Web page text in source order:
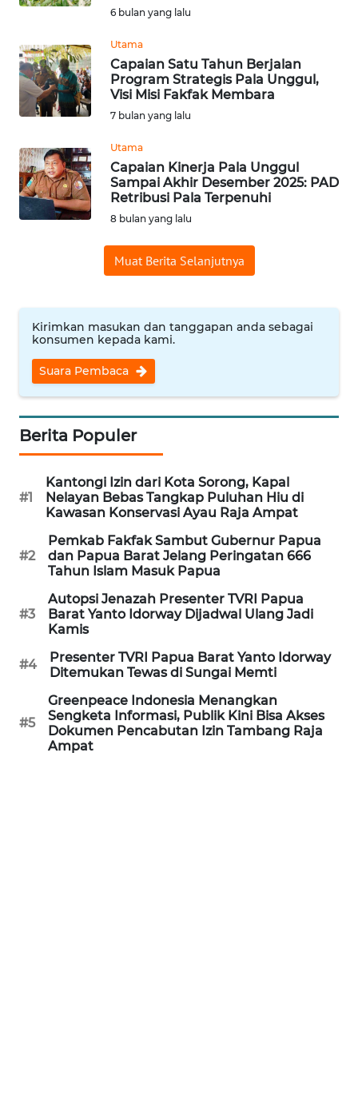
6 bulan yang lalu
Utama
Capaian Satu Tahun Berjalan
Program Strategis Pala Unggul,
Visi Misi Fakfak Membara
7 bulan yang lalu
Utama
Capaian Kinerja Pala Unggul
Sampai Akhir Desember 2025: PAD
Retribusi Pala Terpenuhi
8 bulan yang lalu
Muat Berita Selanjutnya
Kirimkan masukan dan tanggapan anda sebagai
konsumen kepada kami.
Suara Pembaca
Berita Populer
#1
Kantongi Izin dari Kota Sorong, Kapal
Nelayan Bebas Tangkap Puluhan Hiu di
Kawasan Konservasi Ayau Raja Ampat
#2
Pemkab Fakfak Sambut Gubernur Papua
dan Papua Barat Jelang Peringatan 666
Tahun Islam Masuk Papua
#3
Autopsi Jenazah Presenter TVRI Papua
Barat Yanto Idorway Dijadwal Ulang Jadi
Kamis
#4
Presenter TVRI Papua Barat Yanto Idorway
Ditemukan Tewas di Sungai Memti
#5
Greenpeace Indonesia Menangkan
Sengketa Informasi, Publik Kini Bisa Akses
Dokumen Pencabutan Izin Tambang Raja
Ampat
CIREBON
WN
INDRAMAYU
WN
WN
MAJALENGKA
SUKABUMI
WN
PURWAKARTA
PRIANGAN
TIMUR
WN
SEMARANG
WN
SOLO
WN
BOROBUDUR
WN
MADURA
WN
SURABAYA